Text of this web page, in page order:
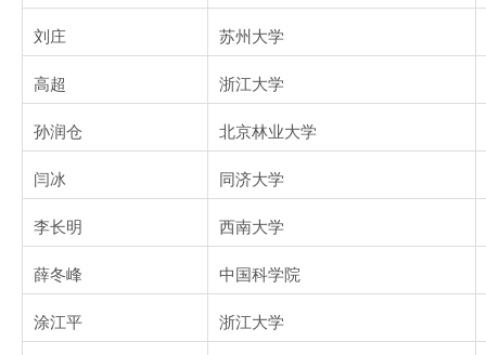
刘庄 苏州大学
高超 浙江大学
孙润仓 北京林业大学
闫冰 同济大学
李长明 西南大学
薛冬峰 中国科学院
涂江平 浙江大学